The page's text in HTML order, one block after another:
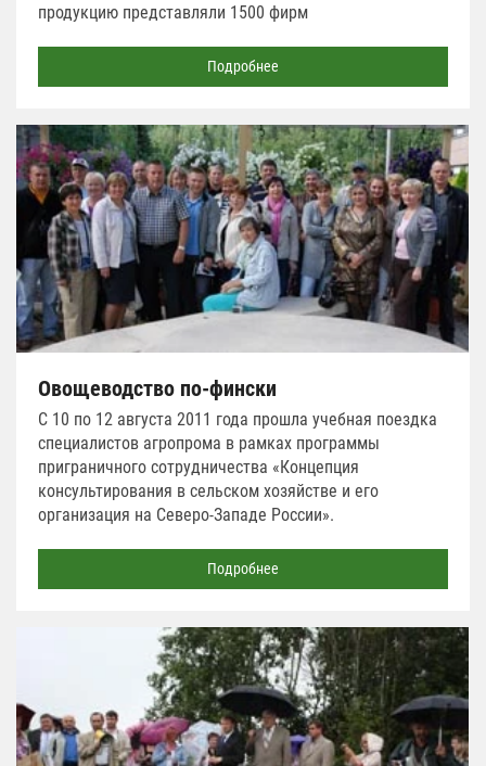
продукцию представляли 1500 фирм
Подробнее
Овощеводство по-фински
С 10 по 12 августа 2011 года прошла учебная поездка
специалистов агропрома в рамках программы
приграничного сотрудничества «Концепция
консультирования в сельском хозяйстве и его
организация на Северо-Западе России».
Подробнее